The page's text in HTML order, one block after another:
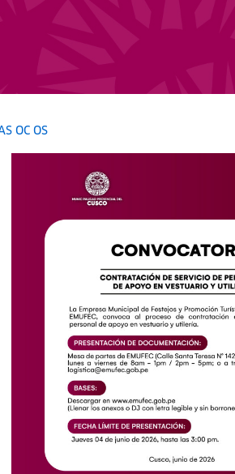
OC OS